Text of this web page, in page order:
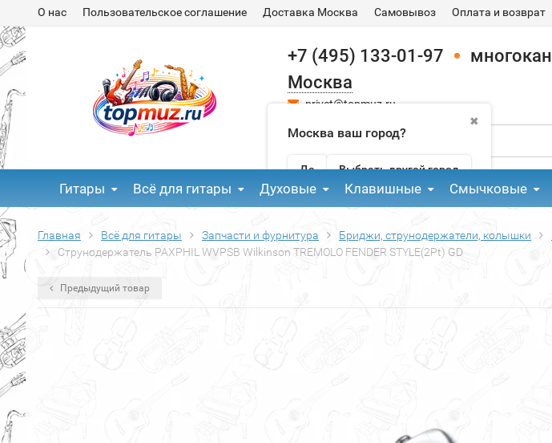
О нас Пользовательское соглашение Доставка Москва Самовывоз Оплата и возврат
+7 (495) 133-01-97
Москва
✖
Москва ваш город?
Да Выбрать другой город
privet@topmuz.ru
Гитары Всё для гитары Духовые Клавишные Смычковые
Главная Всё для гитары Запчасти и фурнитура Бриджи, струнодержатели, колышки
Струнодержатель PAXPHIL WVPSB Wilkinson TREMOLO FENDER STYLE(2Pt) GD
Предыдущий товар